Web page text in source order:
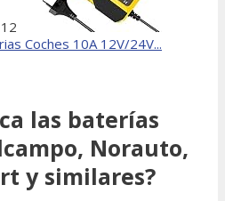
Coches 10A 12V/24V...
las baterías
Norauto,
y similares?